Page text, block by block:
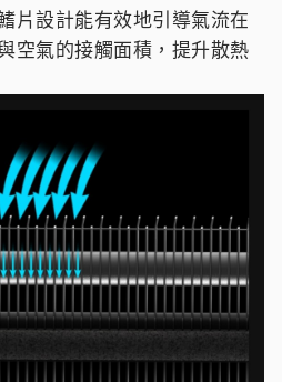
片設計能有效地引導氣流在
空氣的接觸面積，提升散熱